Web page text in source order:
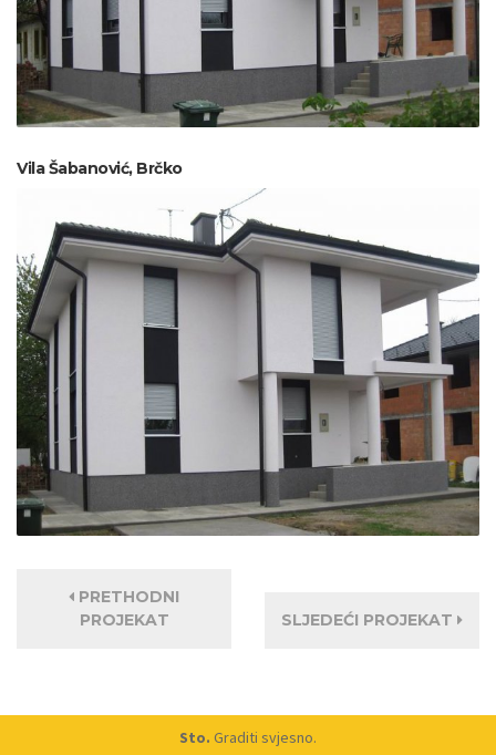
Vila Šabanović, Brčko
PRETHODNI
PROJEKAT
SLJEDEĆI PROJEKAT
Sto. Graditi svjesno.